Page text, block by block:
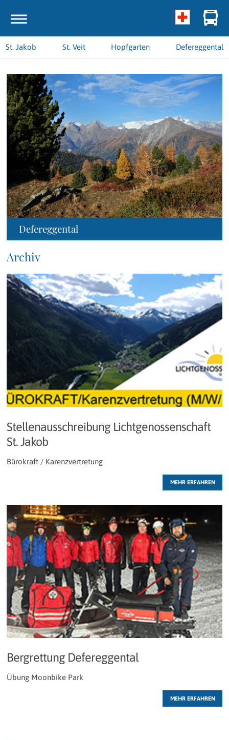
St. Jakob St. Veit Hopfgarten Defereggental
Defereggental
Archiv
Stellenausschreibung Lichtgenossenschaft
St. Jakob
Bürokraft / Karenzvertretung
MEHR ERFAHREN
Bergrettung Defereggental
Übung Moonbike Park
MEHR ERFAHREN